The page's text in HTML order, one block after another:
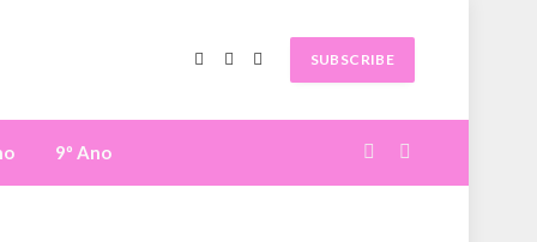
Facebook
X
Instagram
SUBSCRIBE
9º Ano